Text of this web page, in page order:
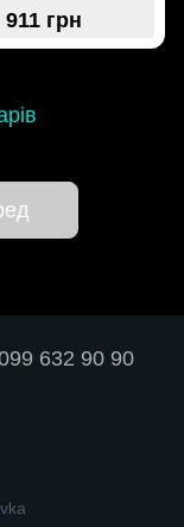
профілю 2000
алюміній,колір-
бронзовий
911 грн
632 90 90